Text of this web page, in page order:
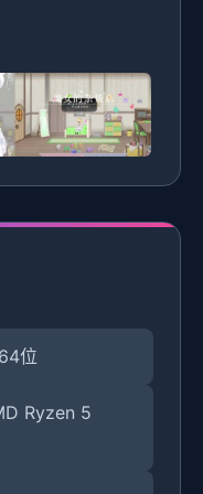
位
Ryzen 5